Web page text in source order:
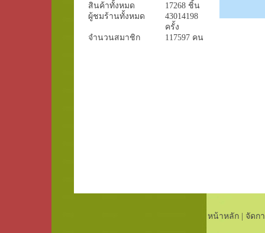
สินค้าทั้งหมด
17268 ชิ้น
ผู้ชมร้านทั้งหมด
43014198
ครั้ง
จำนวนสมาชิก
117597 คน
หน้าหลัก| จัดก